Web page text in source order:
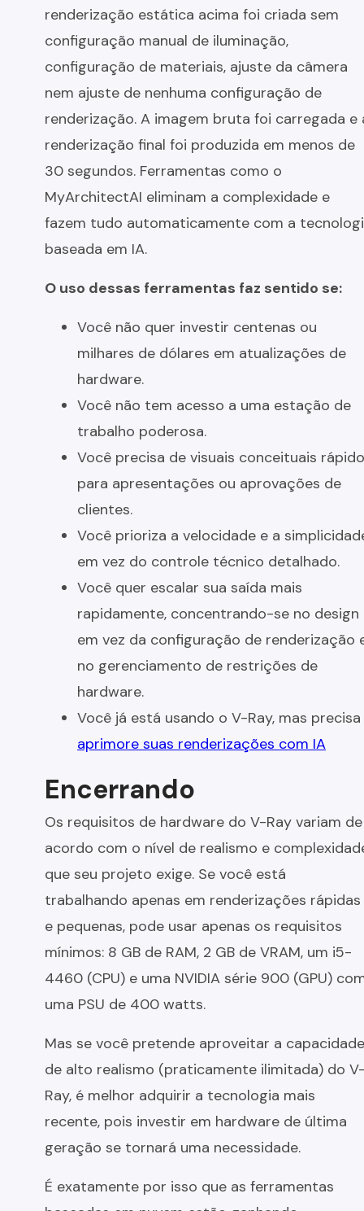
renderização estática acima foi criada sem
configuração manual de iluminação,
configuração de materiais, ajuste da câmera
nem ajuste de nenhuma configuração de
renderização. A imagem bruta foi carregada e
renderização final foi produzida em menos de
30 segundos. Ferramentas como o
MyArchitectAI eliminam a complexidade e
fazem tudo automaticamente com a
baseada em IA.
O uso dessas ferramentas faz sentido se:
Você não quer investir centenas ou
milhares de dólares em atualizações de
hardware.
Você não tem acesso a uma estação de
trabalho poderosa.
Você precisa de visuais conceituais
para apresentações ou aprovações de
clientes.
Você prioriza a velocidade e a
em vez do controle técnico detalhado.
Você quer escalar sua saída mais
rapidamente, concentrando-se no design
em vez da configuração de renderização
no gerenciamento de restrições de
hardware.
Você já está usando o V-Ray, mas precisa
aprimore suas renderizações com IA
Encerrando
Os requisitos de hardware do V-Ray variam de
acordo com o nível de realismo e
que seu projeto exige. Se você está
trabalhando apenas em renderizações rápidas
e pequenas, pode usar apenas os requisitos
mínimos: 8 GB de RAM, 2 GB de VRAM, um i5-
4460 (CPU) e uma NVIDIA série 900 (GPU)
uma PSU de 400 watts.
Mas se você pretende aproveitar a capacidade
de alto realismo (praticamente ilimitada) do
Ray, é melhor adquirir a tecnologia mais
recente, pois investir em hardware de última
geração se tornará uma necessidade.
É exatamente por isso que as ferramentas